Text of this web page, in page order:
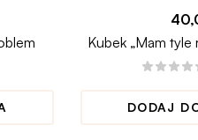
Kubek „Mam
co olać
DODAJ